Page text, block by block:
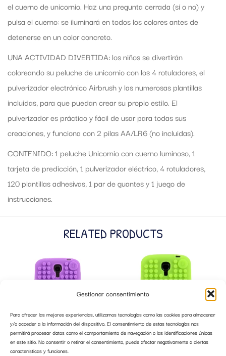
Gestionar consentimiento
Para ofrecer las mejores experiencias, utilizamos tecnologías como las cookies para almacenar
y/o acceder a la información del dispositivo. El consentimiento de estas tecnologías nos
permitirá procesar datos como el comportamiento de navegación o las identificaciones únicas
en este sitio. No consentir o retirar el consentimiento, puede afectar negativamente a ciertas
características y funciones.
el cuerno de unicornio. Haz una pregunta cerrada (sí o no) y
pulsa el cuerno: se iluminará en todos los colores antes de
detenerse en un color concreto.
UNA ACTIVIDAD DIVERTIDA: los niños se divertirán
coloreando su peluche de unicornio con los 4 rotuladores, el
pulverizador electrónico Airbrush y las numerosas plantillas
incluidas, para que puedan crear su propio estilo. El
pulverizador es práctico y fácil de usar para todas sus
creaciones, y funciona con 2 pilas AA/LR6 (no incluidas).
CONTENIDO: 1 peluche Unicornio con cuerno luminoso, 1
tarjeta de predicción, 1 pulverizador eléctrico, 4 rotuladores,
120 plantillas adhesivas, 1 par de guantes y 1 juego de
instrucciones.
RELATED PRODUCTS